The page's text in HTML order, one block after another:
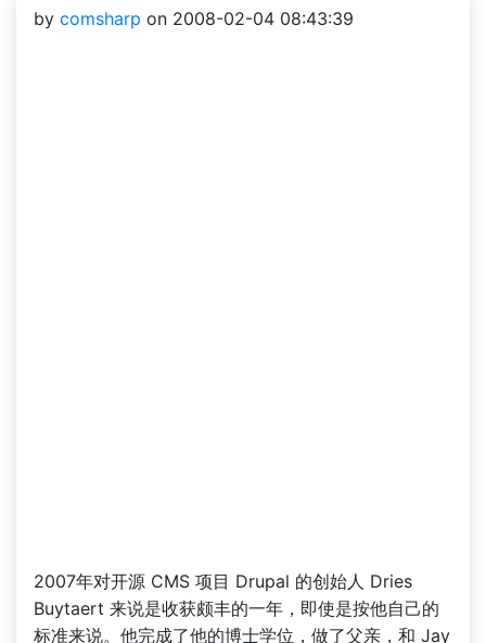
by comsharp on 2008-02-04 08:43:39
2007年对开源 CMS 项目 Drupal 的创始人 Dries
Buytaert 来说是收获颇丰的一年，即使是按他自己的
标准来说。他完成了他的博士学位，做了父亲，和 Jay